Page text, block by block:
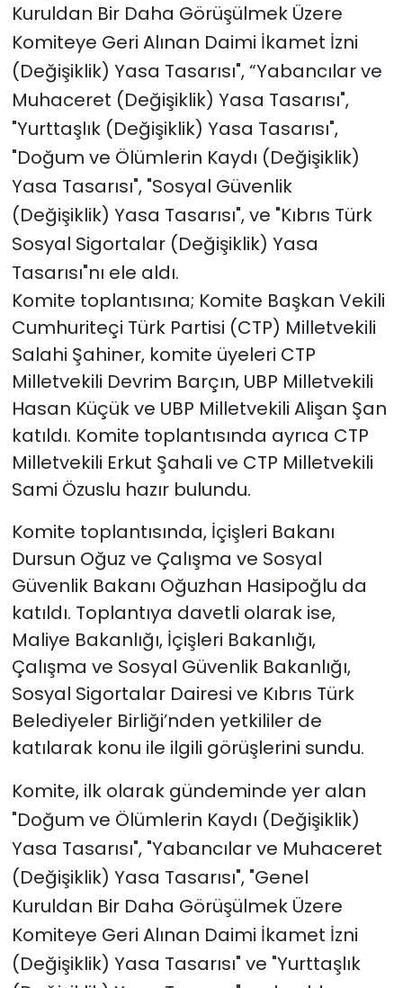
Kuruldan Bir Daha Görüşülmek Üzere
Komiteye Geri Alınan Daimi İkamet İzni
(Değişiklik) Yasa Tasarısı", “Yabancılar ve
Muhaceret (Değişiklik) Yasa Tasarısı",
"Yurttaşlık (Değişiklik) Yasa Tasarısı",
"Doğum ve Ölümlerin Kaydı (Değişiklik)
Yasa Tasarısı", "Sosyal Güvenlik
(Değişiklik) Yasa Tasarısı", ve "Kıbrıs Türk
Sosyal Sigortalar (Değişiklik) Yasa
Tasarısı"nı ele aldı.
Komite toplantısına; Komite Başkan Vekili
Cumhuriteçi Türk Partisi (CTP) Milletvekili
Salahi Şahiner, komite üyeleri CTP
Milletvekili Devrim Barçın, UBP Milletvekili
Hasan Küçük ve UBP Milletvekili Alişan Şan
katıldı. Komite toplantısında ayrıca CTP
Milletvekili Erkut Şahali ve CTP Milletvekili
Sami Özuslu hazır bulundu.
Komite toplantısında, İçişleri Bakanı
Dursun Oğuz ve Çalışma ve Sosyal
Güvenlik Bakanı Oğuzhan Hasipoğlu da
katıldı. Toplantıya davetli olarak ise,
Maliye Bakanlığı, İçişleri Bakanlığı,
Çalışma ve Sosyal Güvenlik Bakanlığı,
Sosyal Sigortalar Dairesi ve Kıbrıs Türk
Belediyeler Birliği’nden yetkililer de
katılarak konu ile ilgili görüşlerini sundu.
Komite, ilk olarak gündeminde yer alan
"Doğum ve Ölümlerin Kaydı (Değişiklik)
Yasa Tasarısı", "Yabancılar ve Muhaceret
(Değişiklik) Yasa Tasarısı", "Genel
Kuruldan Bir Daha Görüşülmek Üzere
Komiteye Geri Alınan Daimi İkamet İzni
(Değişiklik) Yasa Tasarısı" ve "Yurttaşlık